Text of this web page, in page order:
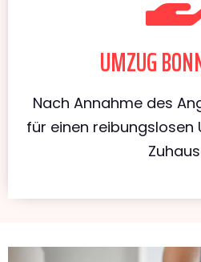
UMZUG
Nach Annahme des
für einen reibungslosen